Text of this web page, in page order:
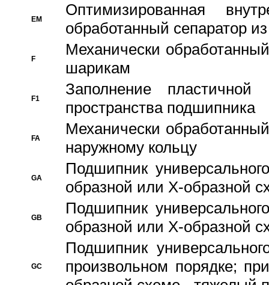
EM
Оптимизированная
обработанный сепаратор
F
Механически
шарикам
F1
Заполнение
пространства подшипника
FA
Механически
наружному кольцу
GA
Подшипник
образной или Х-образной
GB
Подшипник
образной или Х-образной
GC
Подшипник
произвольном порядке;